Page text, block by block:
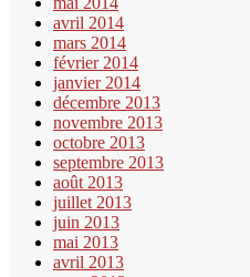
avril 2014
mars 2014
février 2014
janvier 2014
décembre 2013
novembre 2013
octobre 2013
septembre 2013
août 2013
juillet 2013
juin 2013
mai 2013
avril 2013